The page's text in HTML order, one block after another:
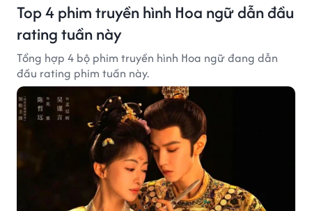
Top 4 phim truyền hình Hoa ngữ dẫn đầu
rating tuần này
Tổng hợp 4 bộ phim truyền hình Hoa ngữ đang dẫn
đầu rating phim tuần này.